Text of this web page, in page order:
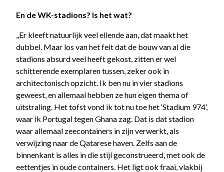
En de WK-stadions? Is het wat?
,,Er kleeft natuurlijk veel ellende aan, dat maakt het
dubbel. Maar los van het feit dat de bouw van al die
stadions absurd veel heeft gekost, zitten er wel
schitterende exemplaren tussen, zeker ook in
architectonisch opzicht. Ik ben nu in vier stadions
geweest, en allemaal hebben ze hun eigen thema of
uitstraling. Het tofst vond ik tot nu toe het ‘Stadium 974’,
waar ik Portugal tegen Ghana zag. Dat is dat stadion
waar allemaal zeecontainers in zijn verwerkt, als
verwijzing naar de Qatarese haven. Zelfs aan de
binnenkant is alles in die stijl geconstrueerd, met ook de
eettentjes in oude containers. Het ligt ook fraai, vlakbij